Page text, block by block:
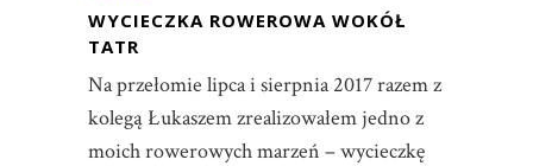
WYCIECZKA ROWEROWA WOKÓŁ
TATR
Na przełomie lipca i sierpnia 2017 razem z
kolegą Łukaszem zrealizowałem jedno z
moich rowerowych marzeń – wycieczkę